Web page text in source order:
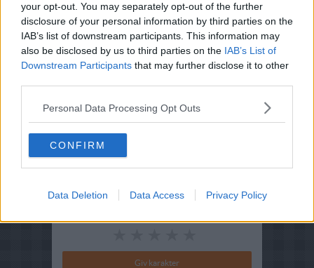
your opt-out. You may separately opt-out of the further
disclosure of your personal information by third parties on the
IAB’s list of downstream participants. This information may
also be disclosed by us to third parties on the IAB’s List of
Downstream Participants that may further disclose it to other
Personal Data Processing Opt Outs
CONFIRM
Data Deletion Data Access Privacy Policy
Opskriftsinfo
Ret : Hovedretter- Diverse Hovedretter
Hovedingrediens :Svinekød-Svinekoteletter
Indsendt :2003-01-28